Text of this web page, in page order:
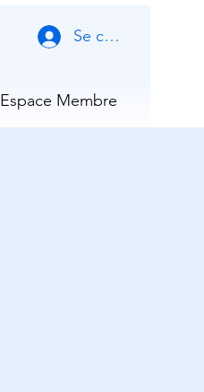
Se connecter
Espace Membre